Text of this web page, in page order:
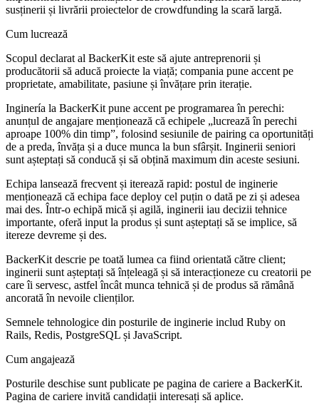
susținerii și livrării proiectelor de crowdfunding la scară largă.
Cum lucrează
Scopul declarat al BackerKit este să ajute antreprenorii și
producătorii să aducă proiecte la viață; compania pune accent pe
proprietate, amabilitate, pasiune și învățare prin iterație.
Inginería la BackerKit pune accent pe programarea în perechi:
anunțul de angajare menționează că echipele „lucrează în perechi
aproape 100% din timp”, folosind sesiunile de pairing ca oportunități
de a preda, învăța și a duce munca la bun sfârșit. Inginerii seniori
sunt așteptați să conducă și să obțină maximum din aceste sesiuni.
Echipa lansează frecvent și iterează rapid: postul de inginerie
menționează că echipa face deploy cel puțin o dată pe zi și adesea
mai des. Într-o echipă mică și agilă, inginerii iau decizii tehnice
importante, oferă input la produs și sunt așteptați să se implice, să
itereze devreme și des.
BackerKit descrie pe toată lumea ca fiind orientată către client;
inginerii sunt așteptați să înțeleagă și să interacționeze cu creatorii pe
care îi servesc, astfel încât munca tehnică și de produs să rămână
ancorată în nevoile clienților.
Semnele tehnologice din posturile de inginerie includ Ruby on
Rails, Redis, PostgreSQL și JavaScript.
Cum angajează
Posturile deschise sunt publicate pe pagina de cariere a BackerKit.
Pagina de cariere invită candidații interesați să aplice.